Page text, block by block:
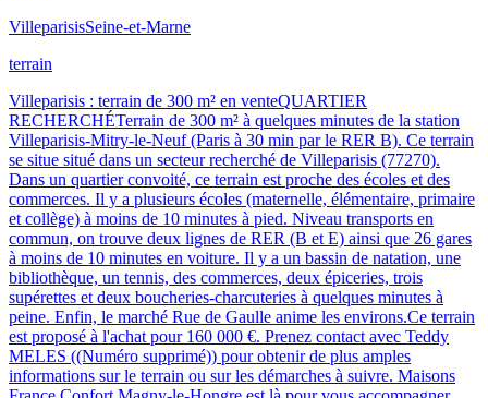
VilleparisisSeine-et-Marne
terrain
Villeparisis : terrain de 300 m² en venteQUARTIER
RECHERCHÉTerrain de 300 m² à quelques minutes de la station
Villeparisis-Mitry-le-Neuf (Paris à 30 min par le RER B). Ce terrain
se situe situé dans un secteur recherché de Villeparisis (77270).
Dans un quartier convoité, ce terrain est proche des écoles et des
commerces. Il y a plusieurs écoles (maternelle, élémentaire, primaire
et collège) à moins de 10 minutes à pied. Niveau transports en
commun, on trouve deux lignes de RER (B et E) ainsi que 26 gares
à moins de 10 minutes en voiture. Il y a un bassin de natation, une
bibliothèque, un tennis, des commerces, deux épiceries, trois
supérettes et deux boucheries-charcuteries à quelques minutes à
peine. Enfin, le marché Rue de Gaulle anime les environs.Ce terrain
est proposé à l'achat pour 160 000 €. Prenez contact avec Teddy
MELES ((Numéro supprimé)) pour obtenir de plus amples
informations sur le terrain ou sur les démarches à suivre. Maisons